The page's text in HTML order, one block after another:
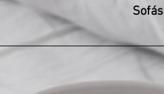
Sofás